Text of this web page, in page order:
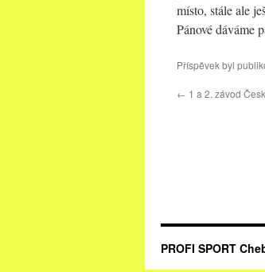
místo, stále ale
Pánové dáváme
Příspěvek byl
← 1 a 2. závod
PROFI SPORT